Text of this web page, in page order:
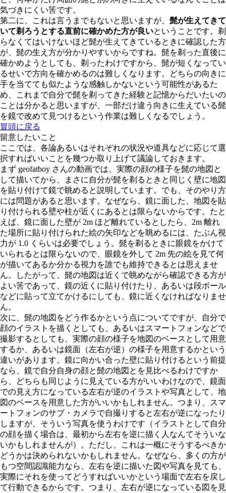
気づきにくい筈です。
第二に、これは言うまでもないと思いますが、 髭が生えてきて
いて剃ろうとする直前に確かめた方が良いということです。剃
らなくてはいけないほど髭が生えてきているときに確認した方
が、髭の生え方が分かりやすいからですね。髭を剃った直後に
確かめようとしても、剃ったわけですから、髭が短くなってい
るせいで方向を確かめるのは難しくなります。どちらの向きに
手を当てても似たような感触しかないという可能性があるた
め、これまで自分で髭を剃ってきた経験と記憶からだいたいの
ことは分かると思いますが、一部だけ違う向きに生えている髭
を鏡で改めて見つけるという作業は難しくなるでしょう。
冒頭に戻る
留意したいこと
ここでは、各論あるいはそれぞれの状況や道具などに応じて選
択すればいいことを幾つか取り上げて議論しておきます。
まず geofatboy さんの動画では、実際の顔の様子を髭の地図と
して描いてから、まさに自分が髭を剃るときと同じく壁に地図
を貼り付けて鏡で眺めると説明しています。でも、そのやり方
には問題があると思います。なぜなら、鏡に面した、地図を貼
り付けられる壁や柱が近くにあるとは限らないからです。たと
えば、鏡に面した壁が 2m ほど離れているとしたら、2m 離れ
た場所に貼り付けられた絵の矢印などを眺めるには、たぶん視
力が 1.0 くらいは必要でしょう。髭を剃るときに眼鏡をかけて
いられるとは限らないので、眼鏡を外して 2m 先の絵を見て何
が描いてあるか分かる視力を誰でも維持できるとは思えませ
ん。したがって、髭の地図は近くで眺めながら確認できる方が
よい筈であって、鏡の近くに貼り付けたり、あるいは段ボール
などに貼って立てかけるにしても、鏡に近くなければなりませ
ん。
次に、髭の地図をどう作るかという点についてですが、自分で
顔のイラストを描くとしても、あるいはスマートフォンなどで
撮影するとしても、実際の顔の様子を地図のベースとして用意
するか、あるいは鏡面（左右が逆）の様子を用意するかという
違いがあります。鏡に向かい合った壁に貼り付けるという前提
なら、鏡で自分自身の顔と髭の地図とを見比べるわけですか
ら、どちらも同じように見えている方がいいわけなので、鏡面
での見え方になっている左右が逆のイラストや写真として、地
図のベースを用意した方がいいかもしれません。つまり、スマ
ートフォンのサブ・カメラで自撮りすると左右が逆になったり
しますが、そういう写真を使うわけです（イラストとして自分
の顔を描く場合は、最初から左右を逆に描く人なんてそういな
いかもしれませんが）。ただし、これは一概にそうするべきか
どうかは決められないかもしれません。なぜなら、多くの方が
もつ空間認識能力なら、左右を逆に描いた図や写真を見ても、
実際にそれを使ってどうすればいいかという場面で左右を戻し
て行動できるからです。つまり、左右が逆になっている図を見